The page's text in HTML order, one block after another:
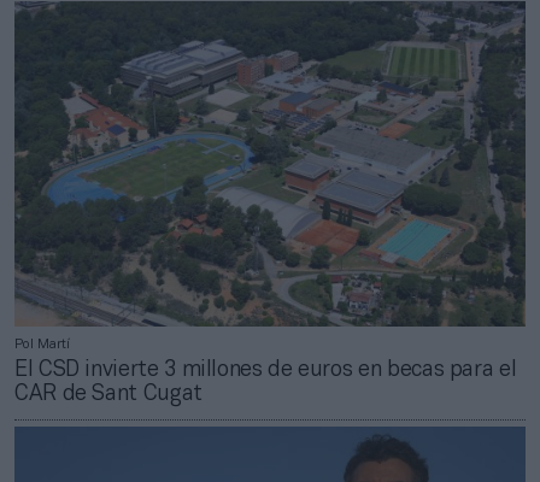
Pol Martí
El CSD invierte 3 millones de euros en becas para el
CAR de Sant Cugat